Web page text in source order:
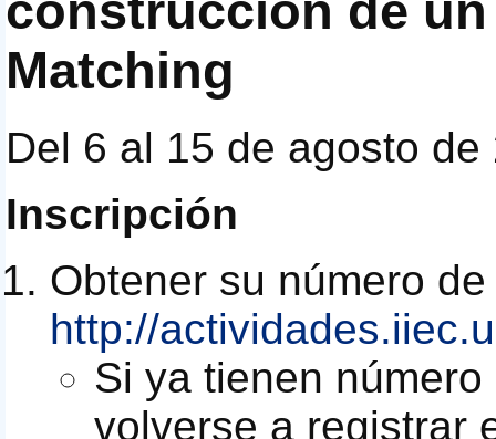
Matching
Del 6 al 15 de agosto de
Inscripción
Obtener su número
http://
Si ya tienen
volverse a registrar